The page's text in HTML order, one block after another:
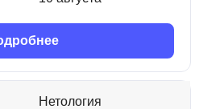
Нетология